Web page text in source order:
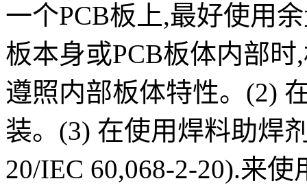
一个PCB板上,最好使用
板本身或PCB板体内部
遵照内部板体特性。(2)
装。(3) 在使用焊料助焊
20/IEC 60,068-2-20).来